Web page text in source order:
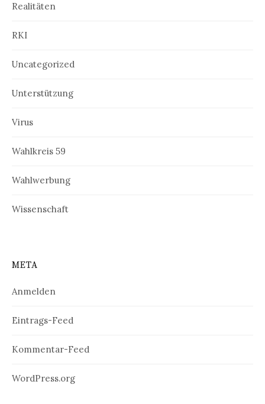
Realitäten
RKI
Uncategorized
Unterstützung
Virus
Wahlkreis 59
Wahlwerbung
Wissenschaft
META
Anmelden
Eintrags-Feed
Kommentar-Feed
WordPress.org